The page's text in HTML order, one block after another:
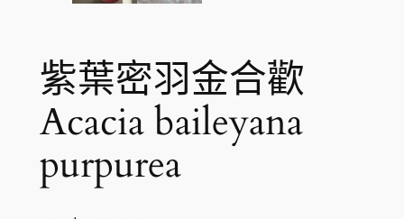
紫葉密羽金合歡
Acacia baileyana
purpurea